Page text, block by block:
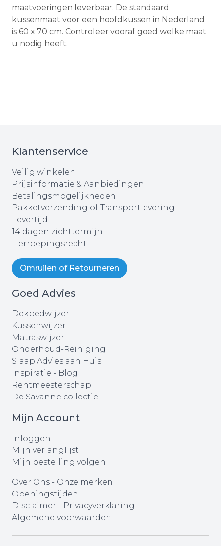
maatvoeringen leverbaar. De standaard
kussenmaat voor een hoofdkussen in Nederland
is 60 x 70 cm. Controleer vooraf goed welke maat
u nodig heeft.
Klantenservice
Veilig winkelen
Prijsinformatie & Aanbiedingen
Betalingsmogelijkheden
Pakketverzending of Transportlevering
Levertijd
14 dagen zichttermijn
Herroepingsrecht
Omruilen of Retourneren
Goed Advies
Dekbedwijzer
Kussenwijzer
Matraswijzer
Onderhoud-Reiniging
Slaap Advies aan Huis
Inspiratie - Blog
Rentmeesterschap
De Savanne collectie
Mijn Account
Inloggen
Mijn verlanglijst
Mijn bestelling volgen
Over Ons - Onze merken
Openingstijden
Disclaimer - Privacyverklaring
Algemene voorwaarden